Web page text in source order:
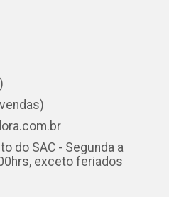
do SAC - Segunda a
exceto feriados